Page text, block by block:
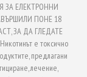
ЕЛЕКТРОННИ
ПОНЕ 18
ЗА ДА ГЛЕДАТЕ
е токсично
предлагани
лечение,